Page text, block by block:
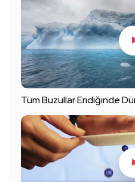
Tüm Buzullar Eridiğinde